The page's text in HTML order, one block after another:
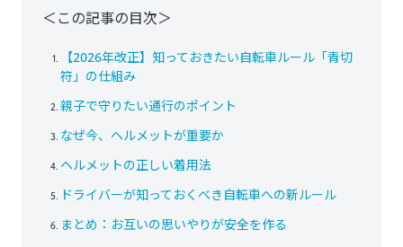
＜この記事の目次＞
【2026年改正】知っておきたい自転車ルール「青切
符」の仕組み
親子で守りたい通行のポイント
なぜ今、ヘルメットが重要か
ヘルメットの正しい着用法
ドライバーが知っておくべき自転車への新ルール
まとめ：お互いの思いやりが安全を作る